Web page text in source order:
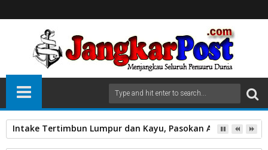
Intake Tertimbun Lumpur dan Kayu, Pasokan Air Bersih di